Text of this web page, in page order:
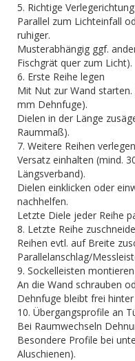
5. Richtige
Parallel zum Lichteinfall
ruhiger.
Musterabhängig ggf.
Fischgrät quer zum Licht).
6. Erste Reihe legen
Mit Nut zur Wand
mm Dehnfuge).
Dielen in der Länge
Raummaß).
7. Weitere Reihen verlegen
Versatz einhalten (mind.
Längsverband).
Dielen einklicken oder
nachhelfen.
Letzte Diele jeder Reihe
8. Letzte Reihe
Reihen evtl. auf Breite
Parallelanschlag/
9. Sockelleisten montieren
An die Wand schrauben
Dehnfuge bleibt frei
10. Übergangsprofile an
Bei Raumwechseln
Besondere Profile bei
Aluschienen).